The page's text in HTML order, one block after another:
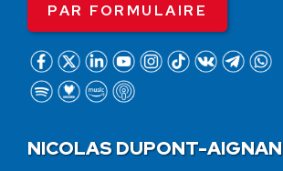
PAR FORMULAIRE
NICOLAS DUPONT-AIGNAN